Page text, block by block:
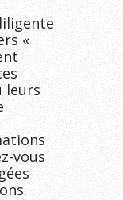
«
leurs
vous